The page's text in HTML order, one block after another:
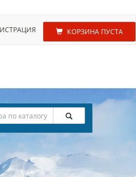
КОРЗИНА ПУСТА